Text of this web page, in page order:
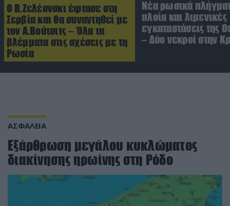
Ο Β.Ζελέσνσκι έφτασε στη
Σερβία και θα συναντηθεί με
τον Α.Βούτσιτς – Όλα τα
βλέμματα στις σχέσεις με τη
Ρωσία
Νέα ρωσικά
πλοία και λιμενικές
εγκαταστάσεις της
– Δύο νεκροί στην
ΑΣΦΑΛΕΙΑ
Εξάρθρωση μεγάλου κυκλώματος
διακίνησης ηρωίνης στη Ρόδο